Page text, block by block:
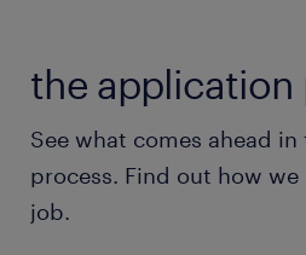
（1）8:25-17:00（実働7時
（2）21:55-6:30（実働7時
※上記時間帯での2交替とな
the application
See what comes ahead
process. Find out how
job.